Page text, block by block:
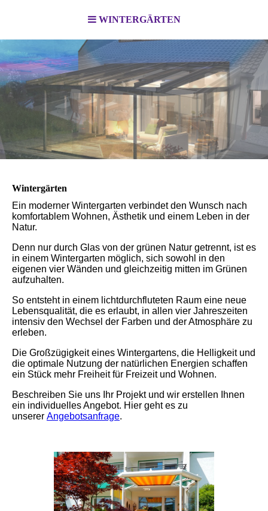
WINTERGÄRTEN
Wintergärten
Ein moderner Wintergarten verbindet den Wunsch nach
komfortablem Wohnen, Ästhetik und einem Leben in der
Natur.
Denn nur durch Glas von der grünen Natur getrennt, ist es
in einem Wintergarten möglich, sich sowohl in den
eigenen vier Wänden und gleichzeitig mitten im Grünen
aufzuhalten.
So entsteht in einem lichtdurchfluteten Raum eine neue
Lebensqualität, die es erlaubt, in allen vier Jahreszeiten
intensiv den Wechsel der Farben und der Atmosphäre zu
erleben.
Die Großzügigkeit eines Wintergartens, die Helligkeit und
die optimale Nutzung der natürlichen Energien schaffen
ein Stück mehr Freiheit für Freizeit und Wohnen.
Beschreiben Sie uns Ihr Projekt und wir erstellen Ihnen
ein individuelles Angebot. Hier geht es zu
unserer Angebotsanfrage.